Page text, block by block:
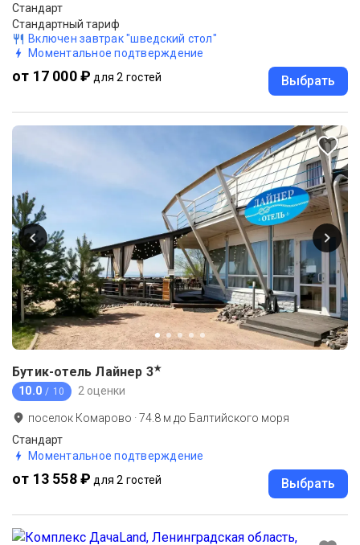
Стандарт
Стандартный тариф
Включен завтрак "шведский стол"
Моментальное подтверждение
от 17 000 ₽ для 2 гостей Выбрать
Бутик-отель Лайнер 3★
10.0 / 10 2 оценки
поселок Комарово ·74.8 м до Балтийского моря
Стандарт
Моментальное подтверждение
от 13 558 ₽ для 2 гостей Выбрать